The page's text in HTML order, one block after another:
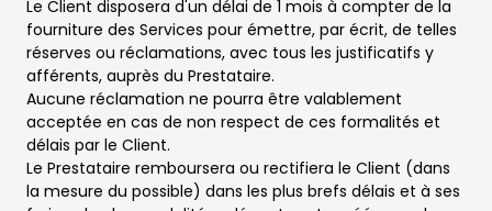
Le Client disposera d'un délai de 1 mois à compter de la
fourniture des Services pour émettre, par écrit, de telles
réserves ou réclamations, avec tous les justificatifs y
afférents, auprès du Prestataire.
Aucune réclamation ne pourra être valablement
acceptée en cas de non respect de ces formalités et
délais par le Client.
Le Prestataire remboursera ou rectifiera le Client (dans
la mesure du possible) dans les plus brefs délais et à ses